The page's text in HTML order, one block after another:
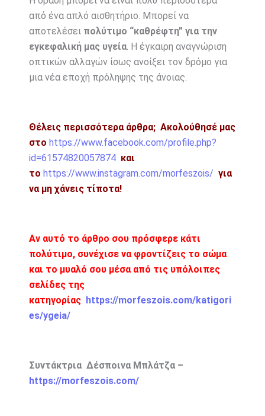
από ένα απλό αισθητήριο. Μπορεί να
αποτελέσει πολύτιμο “καθρέφτη” για την
εγκεφαλική μας υγεία. Η έγκαιρη αναγνώριση
οπτικών αλλαγών ίσως ανοίξει τον δρόμο για
μια νέα εποχή πρόληψης της άνοιας.
Θέλεις περισσότερα άρθρα; Ακολούθησέ μας
στο https://www.facebook.com/profile.php?
id=61574820057874 και
το https://www.instagram.com/morfeszois/ για
να μη χάνεις τίποτα!
Αν αυτό το άρθρο σου πρόσφερε κάτι
πολύτιμο, συνέχισε να φροντίζεις το σώμα
και το μυαλό σου μέσα από τις υπόλοιπες
σελίδες της
κατηγορίας https://morfeszois.com/katigori
es/ygeia/
Συντάκτρια Δέσποινα Μπλάτζα –
https://morfeszois.com/